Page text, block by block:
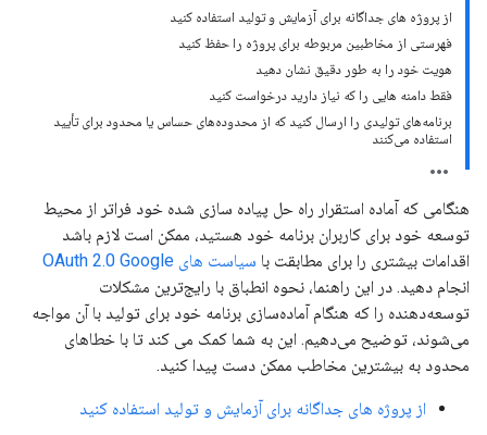
از پروژه های جداگانه برای آزمایش و تولید استفاده کنید
فهرستی از مخاطبین مربوطه برای پروژه را حفظ کنید
هویت خود را به طور دقیق نشان دهید
فقط دامنه هایی را که نیاز دارید درخواست کنید
برنامه‌های تولیدی را ارسال کنید که از محدوده‌های حساس یا محدود برای تأیید
استفاده می‌کنند
هنگامی که آماده استقرار راه حل پیاده سازی شده خود فراتر از محیط
توسعه خود برای کاربران برنامه خود هستید، ممکن است لازم باشد
اقدامات بیشتری را برای مطابقت با سیاست های OAuth 2.0 Google
انجام دهید. در این راهنما، نحوه انطباق با رایج‌ترین مشکلات
توسعه‌دهنده را که هنگام آماده‌سازی برنامه خود برای تولید با آن مواجه
می‌شوند، توضیح می‌دهیم. این به شما کمک می کند تا با خطاهای
محدود به بیشترین مخاطب ممکن دست پیدا کنید.
از پروژه های جداگانه برای آزمایش و تولید استفاده کنید